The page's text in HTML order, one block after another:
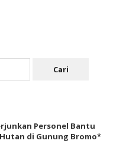
Personel Bantu
di Gunung Bromo*